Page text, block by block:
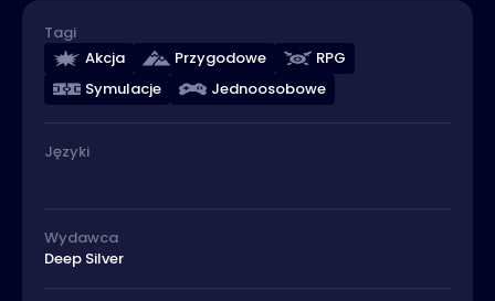
Tagi
Akcja
Przygodowe
RPG
Symulacje
Jednoosobowe
Języki
Wydawca
Deep Silver